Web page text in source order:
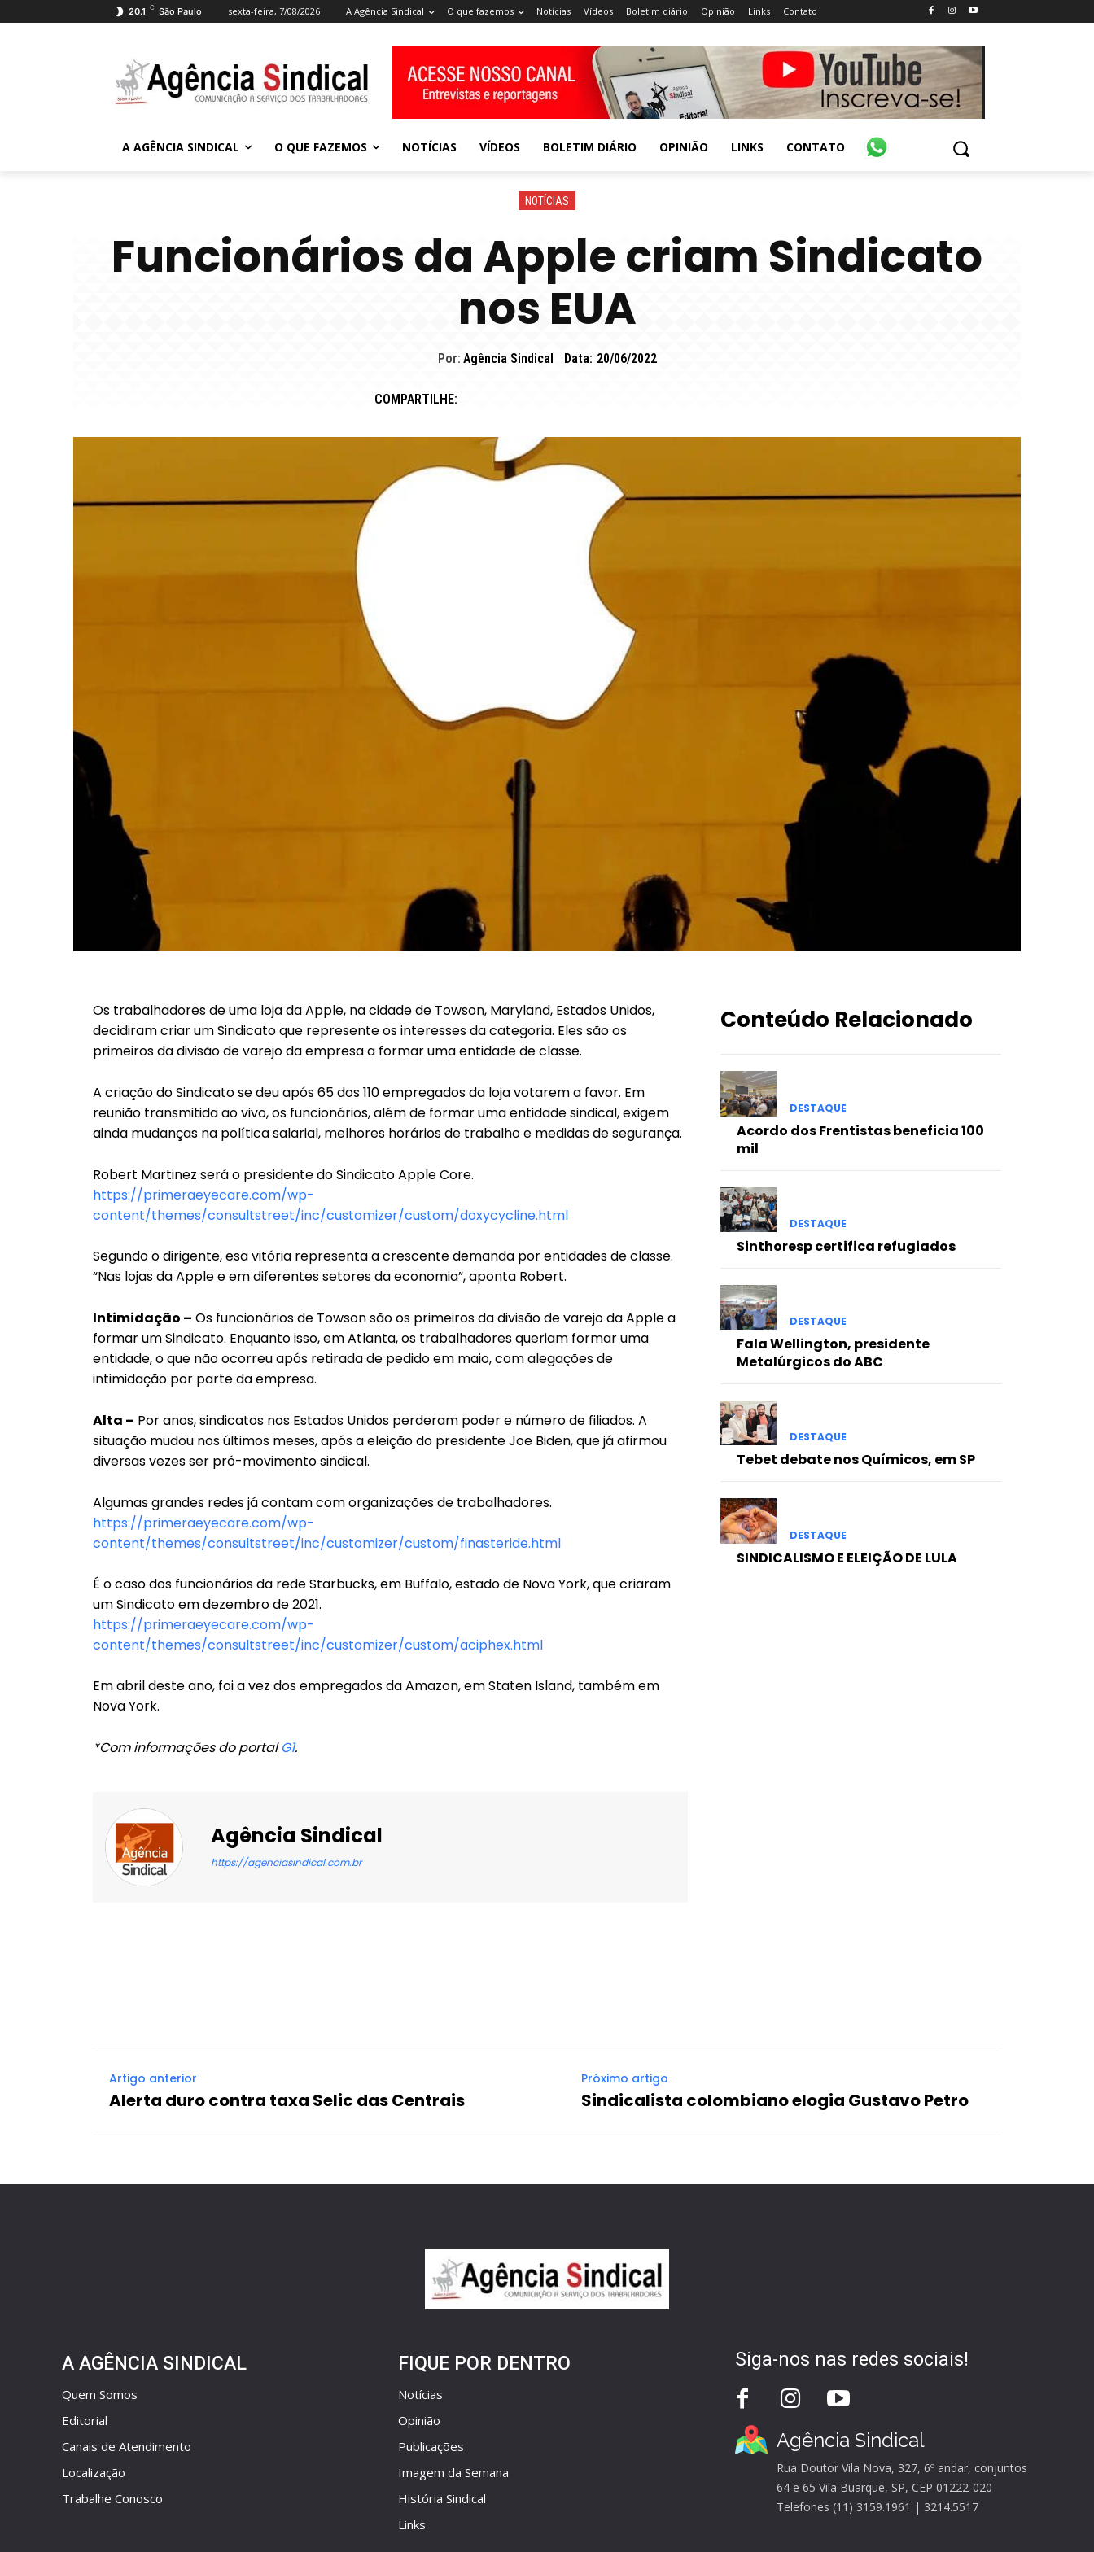
20.1 C São Paulo sexta-feira, 7/08/2026 A Agência Sindical O que fazemos Notícias Vídeos Boletim diário Opinião Links Contato
A AGÊNCIA SINDICAL O QUE FAZEMOS NOTÍCIAS VÍDEOS BOLETIM DIÁRIO OPINIÃO LINKS CONTATO
NOTÍCIAS
Funcionários da Apple criam Sindicato
nos EUA
Por: Agência Sindical Data: 20/06/2022
COMPARTILHE:
Os trabalhadores de uma loja da Apple, na cidade de Towson, Maryland, Estados Unidos,
decidiram criar um Sindicato que represente os interesses da categoria. Eles são os
primeiros da divisão de varejo da empresa a formar uma entidade de classe.
A criação do Sindicato se deu após 65 dos 110 empregados da loja votarem a favor. Em
reunião transmitida ao vivo, os funcionários, além de formar uma entidade sindical, exigem
ainda mudanças na política salarial, melhores horários de trabalho e medidas de segurança.
Robert Martinez será o presidente do Sindicato Apple Core.
https://primeraeyecare.com/wp-
content/themes/consultstreet/inc/customizer/custom/doxycycline.html
Segundo o dirigente, esa vitória representa a crescente demanda por entidades de classe.
“Nas lojas da Apple e em diferentes setores da economia”, aponta Robert.
Intimidação – Os funcionários de Towson são os primeiros da divisão de varejo da Apple a
formar um Sindicato. Enquanto isso, em Atlanta, os trabalhadores queriam formar uma
entidade, o que não ocorreu após retirada de pedido em maio, com alegações de
intimidação por parte da empresa.
Alta – Por anos, sindicatos nos Estados Unidos perderam poder e número de filiados. A
situação mudou nos últimos meses, após a eleição do presidente Joe Biden, que já afirmou
diversas vezes ser pró-movimento sindical.
Algumas grandes redes já contam com organizações de trabalhadores.
https://primeraeyecare.com/wp-
content/themes/consultstreet/inc/customizer/custom/finasteride.html
É o caso dos funcionários da rede Starbucks, em Buffalo, estado de Nova York, que criaram
um Sindicato em dezembro de 2021.
https://primeraeyecare.com/wp-
content/themes/consultstreet/inc/customizer/custom/aciphex.html
Em abril deste ano, foi a vez dos empregados da Amazon, em Staten Island, também em
Nova York.
*Com informações do portalG1.
Agência Sindical
https://agenciasindical.com.br
Conteúdo Relacionado
DESTAQUE
Acordo dos Frentistas beneficia 100
mil
DESTAQUE
Sinthoresp certifica refugiados
DESTAQUE
Fala Wellington, presidente
Metalúrgicos do ABC
DESTAQUE
Tebet debate nos Químicos, em SP
DESTAQUE
SINDICALISMO E ELEIÇÃO DE LULA
Artigo anterior
Alerta duro contra taxa Selic das Centrais
Próximo artigo
Sindicalista colombiano elogia Gustavo Petro
A AGÊNCIA SINDICAL
Quem Somos
Editorial
Canais de Atendimento
Localização
Trabalhe Conosco
FIQUE POR DENTRO
Notícias
Opinião
Publicações
Imagem da Semana
História Sindical
Links
Siga-nos nas redes sociais!
Agência Sindical
Rua Doutor Vila Nova, 327, 6º andar, conjuntos
64 e 65 Vila Buarque, SP, CEP 01222-020
Telefones (11) 3159.1961 | 3214.5517